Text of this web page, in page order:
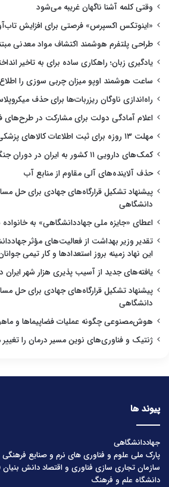
وقتی کلمه آشنا ناگهان غریبه می‌شود
«اینوتکس اکسپرس» فرصتی برای افزایش
طراحی پلتفرم هوشمند اکتشاف مواد معدنی
یادگیری زبان؛ راهکاری ساده برای به تاخیر
ساعت هوشمند اوپو میزان چربی سوزی را
راه‌اندازی ناوگان ریزربات‌ها برای حذف
اعلام آمادگی دولت برای مشارکت در طرح‌های
مهلت ۱۳ روزه برای ثبت اطلاعات کالاهای پزشکی
کمک‌های دارویی ۱۱ کشور به ایران در دوران جنگ
حذف آلاینده‌های آلی مقاوم از منابع آب
پیشنهاد تشکیل قرارگاه‌های جهادی برای حل
دانشگاهی
اعطای «جایزه ملی جهاددانشگاهی» به
تقدیر وزیر بهداشت از فعالیت‌های مؤثر
این نهاد زمینه بروز استعدادها و کار تیمی
یافته‌های جدید از آسیب پذیری هزار شهر ایران
پیشنهاد تشکیل قرارگاه‌های جهادی برای حل
دانشگاهی
هوش‌مصنوعی چگونه عملیات فضاپیماها و
ژنتیک و فناوری‌های نوین مسیر درمان را
پیوند ها
جهاددانشگاهی
پارک ملی علوم و فناوری های نرم و صنایع فرهنگی
سازمان تجاری سازی فناوری و اقتصاد دانش
دانشگاه علم و فرهنگ